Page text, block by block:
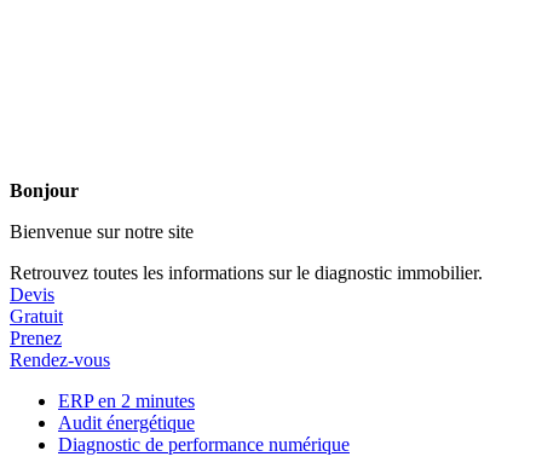
Bonjour
Bienvenue sur notre site
Retrouvez toutes les informations sur le diagnostic immobilier.
Devis
Gratuit
Prenez
Rendez-vous
ERP en 2 minutes
Audit énergétique
Diagnostic de performance numérique